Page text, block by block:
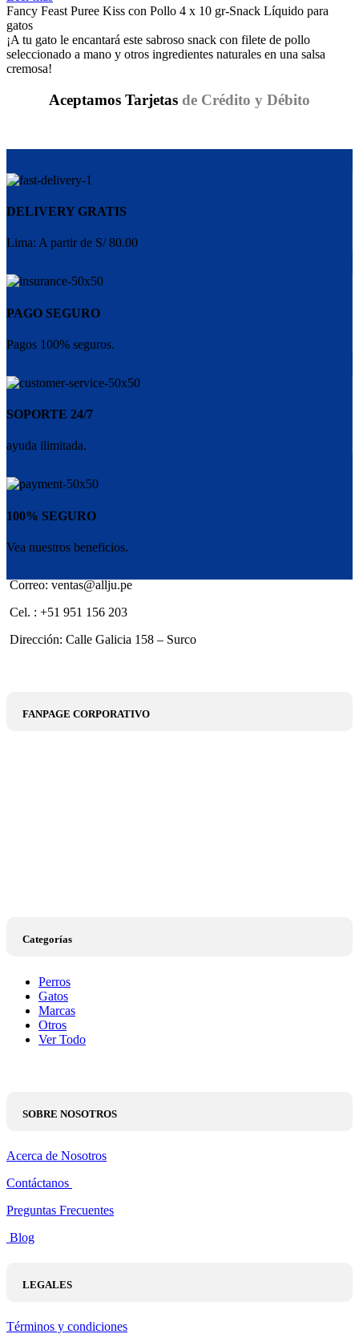
original
S/12.90.
actual
S/5.00.
Fancy Feast Puree Kiss con Pollo 4 x 10 gr-Snack Líquido para
gatos
¡A tu gato le encantará este sabroso snack con filete de pollo
seleccionado a mano y otros ingredientes naturales en una salsa
cremosa!
Aceptamos Tarjetas de Crédito y Débito
DELIVERY GRATIS
Lima: A partir de S/ 80.00
PAGO SEGURO
Pagos 100% seguros.
SOPORTE 24/7
ayuda ilimitada.
100% SEGURO
Vea nuestros beneficios.
Correo: ventas@allju.pe
Cel. : +51 951 156 203
Dirección: Calle Galicia 158 – Surco
FANPAGE CORPORATIVO
Categorías
Perros
Gatos
Marcas
Otros
Ver Todo
SOBRE NOSOTROS
Acerca de Nosotros
Contáctanos
Preguntas Frecuentes
Blog
LEGALES
Términos y condiciones